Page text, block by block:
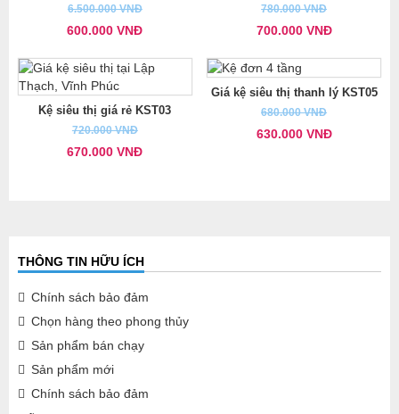
6.500.000 VNĐ
600.000 VNĐ
780.000 VNĐ
700.000 VNĐ
Kệ siêu thị giá rẻ KST03
720.000 VNĐ
670.000 VNĐ
Giá kệ siêu thị thanh lý KST05
680.000 VNĐ
630.000 VNĐ
THÔNG TIN HỮU ÍCH
Chính sách bảo đảm
Chọn hàng theo phong thủy
Sản phẩm bán chạy
Sản phẩm mới
Chính sách bảo đảm